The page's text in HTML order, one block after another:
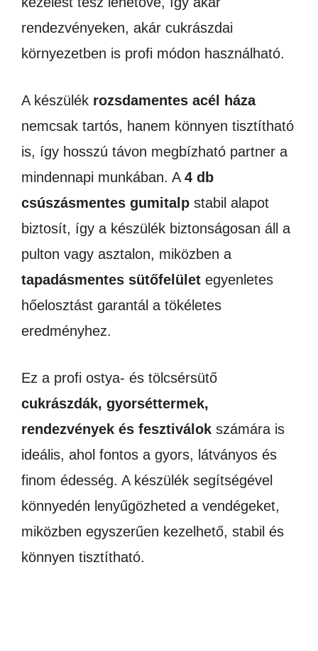
rendezvényeken, akár cukrászdai
környezetben is profi módon használható.
A készülék rozsdamentes acél háza
nemcsak tartós, hanem könnyen tisztítható
is, így hosszú távon megbízható partner a
mindennapi munkában. A 4 db
csúszásmentes gumitalp stabil alapot
biztosít, így a készülék biztonságosan áll a
pulton vagy asztalon, miközben a
tapadásmentes sütőfelület egyenletes
hőelosztást garantál a tökéletes
eredményhez.
Ez a profi ostya- és tölcsérsütő
cukrászdák, gyorséttermek,
rendezvények és fesztiválok számára is
ideális, ahol fontos a gyors, látványos és
finom édesség. A készülék segítségével
könnyedén lenyűgözheted a vendégeket,
miközben egyszerűen kezelhető, stabil és
könnyen tisztítható.